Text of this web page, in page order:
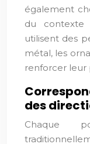
également
du contexte
utilisent des
métal, les
renforcer leur
des
Chaque